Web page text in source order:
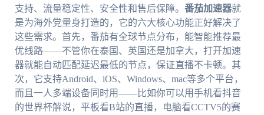
支持、流量稳定性、安全性和售后保障。 番茄加速器就
是为海外党量身打造的，它的六大核心功能正好解决了
这些需求。首先，番茄有全球节点分布，能智能推荐最
优线路——不管你在泰国、英国还是加拿大，打开加速
器就能自动匹配延迟最低的节点，保证直播不卡顿。其
次，它支持Android、iOS、Windows、mac等多个平台，
而且一人多端设备同时用——比如你可以用手机看抖音
的世界杯解说，平板看B站的直播，电脑看CCTV5的赛